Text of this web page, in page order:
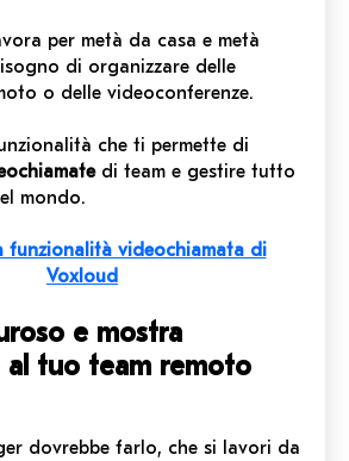
per metà da casa e metà
di organizzare delle
o delle videoconferenze.
che ti permette di
di team e gestire tutto
mondo.
funzionalità videochiamata di
Voxloud
e mostra
tuo team remoto
dovrebbe farlo, che si lavori da